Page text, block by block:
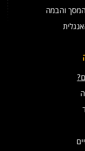
המסך והבמה